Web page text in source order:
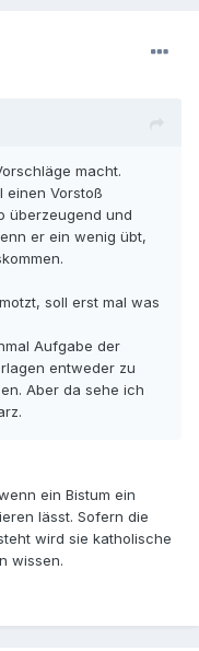
macht.
einen Vorstoß
überzeugend und
er ein wenig übt,
soll erst mal was
Aufgabe der
entweder zu
Aber da sehe ich
ein Bistum ein
lässt. Sofern die
wird sie katholische
wissen.